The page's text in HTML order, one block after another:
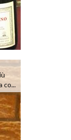
co...